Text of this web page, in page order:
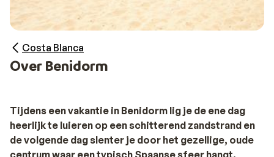
Costa Blanca
Over Benidorm
Tijdens een vakantie in Benidorm lig je de ene dag
heerlijk te luieren op een schitterend zandstrand en
de volgende dag slenter je door het gezellige, oude
centrum waar een typisch Spaanse sfeer hangt.